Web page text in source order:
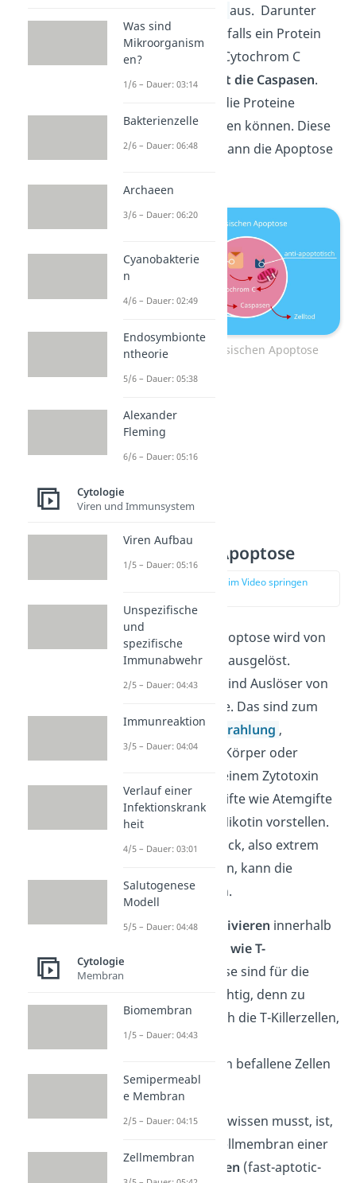
Cytoplasmaaus. Darunter
kannst du dir ebenfalls ein Protein
vorstellen. Dieses Cytochrom C
wiederumaktiviert die Caspasen.
Das sind Enzyme, die Proteine
spalten und abbauen können. Diese
Caspasen führen dann die Apoptose
Ablauf der intrinsischen Apoptose
Extrinsische Apoptose
zur Stelle im Video springen
Die extrinsische Apoptose wird von
externen Faktoren ausgelöst.
Externe Auslöser
sind Auslöser von
außerhalb der Zelle. Das sind zum
BeispielRöntgenstrahlung ,
Schwermetalle im Körper oder
Zytotoxine. Unter einem Zytotoxin
kannst du dir Zellgifte wie Atemgifte
oder Koffein und Nikotin vorstellen.
Auch ein Hitzeschock, also extrem
hohe Temperaturen, kann die
Apoptose auslösen.
Diese Faktoren
aktivieren innerhalb
Zellen wie T-
Lymphozyten
. Diese sind für die
Immunabwehr wichtig, denn zu
ihnen gehören auch die T-Killerzellen,
die im Körper von
Krankheitserregern befallene Zellen
zerstören.
Was du außerdem wissen musst, ist,
dass sich an der Zellmembran einer
ZelleFas-Rezeptoren (fast-aptotic-
Was sind
Mikroorganism
en?
1/6 – Dauer: 03:14
Bakterienzelle
2/6 – Dauer: 06:48
Archaeen
3/6 – Dauer: 06:20
Cyanobakterie
n
4/6 – Dauer: 02:49
Endosymbionte
ntheorie
5/6 – Dauer: 05:38
Alexander
Fleming
6/6 – Dauer: 05:16
Cytologie
Viren und Immunsystem
Viren Aufbau
1/5 – Dauer: 05:16
Unspezifische
und
spezifische
Immunabwehr
2/5 – Dauer: 04:43
Immunreaktion
3/5 – Dauer: 04:04
Verlauf einer
Infektionskrank
heit
4/5 – Dauer: 03:01
Salutogenese
Modell
5/5 – Dauer: 04:48
Cytologie
Membran
Biomembran
1/5 – Dauer: 04:43
Semipermeabl
e Membran
2/5 – Dauer: 04:15
Zellmembran